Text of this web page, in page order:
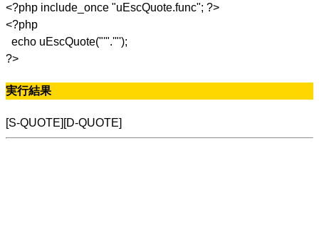
<?php include_once "uEscQuote.func"; ?>
<?php
echo uEscQuote("'".'"');
?>
実行結果
[S-QUOTE][D-QUOTE]